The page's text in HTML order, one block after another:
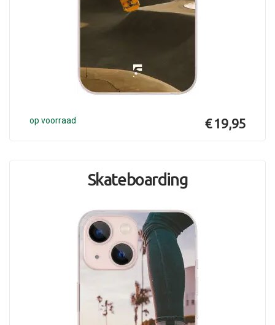
op voorraad € 19,95
Skateboarding